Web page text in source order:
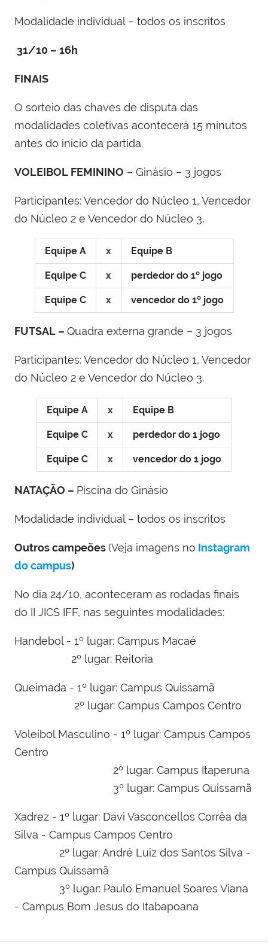
Modalidade individual – todos os inscritos
31/10 – 16h
FINAIS
O sorteio das chaves de disputa das
modalidades coletivas acontecerá 15 minutos
antes do início da partida.
VOLEIBOL FEMININO – Ginásio – 3 jogos
Participantes: Vencedor do Núcleo 1, Vencedor
do Núcleo 2 e Vencedor do Núcleo 3.
Equipe A x Equipe B
Equipe C x perdedor do 1º jogo
Equipe C x vencedor do 1º jogo
FUTSAL – Quadra externa grande – 3 jogos
Participantes: Vencedor do Núcleo 1, Vencedor
do Núcleo 2 e Vencedor do Núcleo 3.
Equipe A x Equipe B
Equipe C x perdedor do 1 jogo
Equipe C x vencedor do 1 jogo
NATAÇÃO – Piscina do Ginásio
Modalidade individual – todos os inscritos
Outros campeões(Veja imagens no Instagram
do campus)
No dia 24/10, aconteceram as rodadas finais
do II JICS IFF, nas seguintes modalidades:
Handebol - 1º lugar: Campus Macaé
2º lugar: Reitoria
Queimada - 1º lugar: Campus Quissamã
2º lugar: Campus Campos Centro
Voleibol Masculino - 1º lugar: Campus Campos
Centro
2º lugar: Campus Itaperuna
3º lugar: Campus Quissamã
Xadrez - 1º lugar: Davi Vasconcellos Corrêa da
Silva - Campus Campos Centro
2º lugar: André Luiz dos Santos Silva -
Campus Quissamã
3º lugar: Paulo Emanuel Soares Viana
- Campus Bom Jesus do Itabapoana